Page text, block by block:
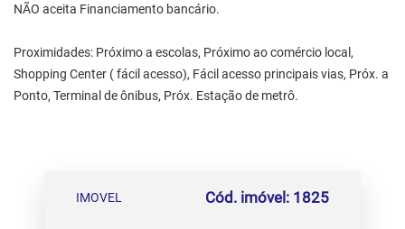
NÃO aceita Financiamento bancário.
Proximidades: Próximo a escolas, Próximo ao comércio local,
Shopping Center ( fácil acesso), Fácil acesso principais vias, Próx. a
Ponto, Terminal de ônibus, Próx. Estação de metrô.
IMOVEL Cód. imóvel: 1825